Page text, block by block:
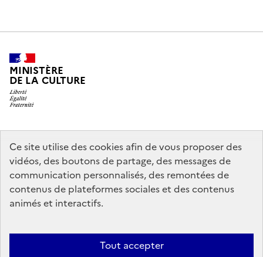
Ce site utilise des cookies afin de vous proposer des
vidéos, des boutons de partage, des messages de
communication personnalisés, des remontées de
contenus de plateformes sociales et des contenus
animés et interactifs.
Tout accepter
MINISTÈRE
DE LA CULTURE
legifrance.gouv.fr
info.gouv.fr
service-public.gouv.fr
data.gouv.fr
Politique d’utilisation des témoins de connexion (cookies)